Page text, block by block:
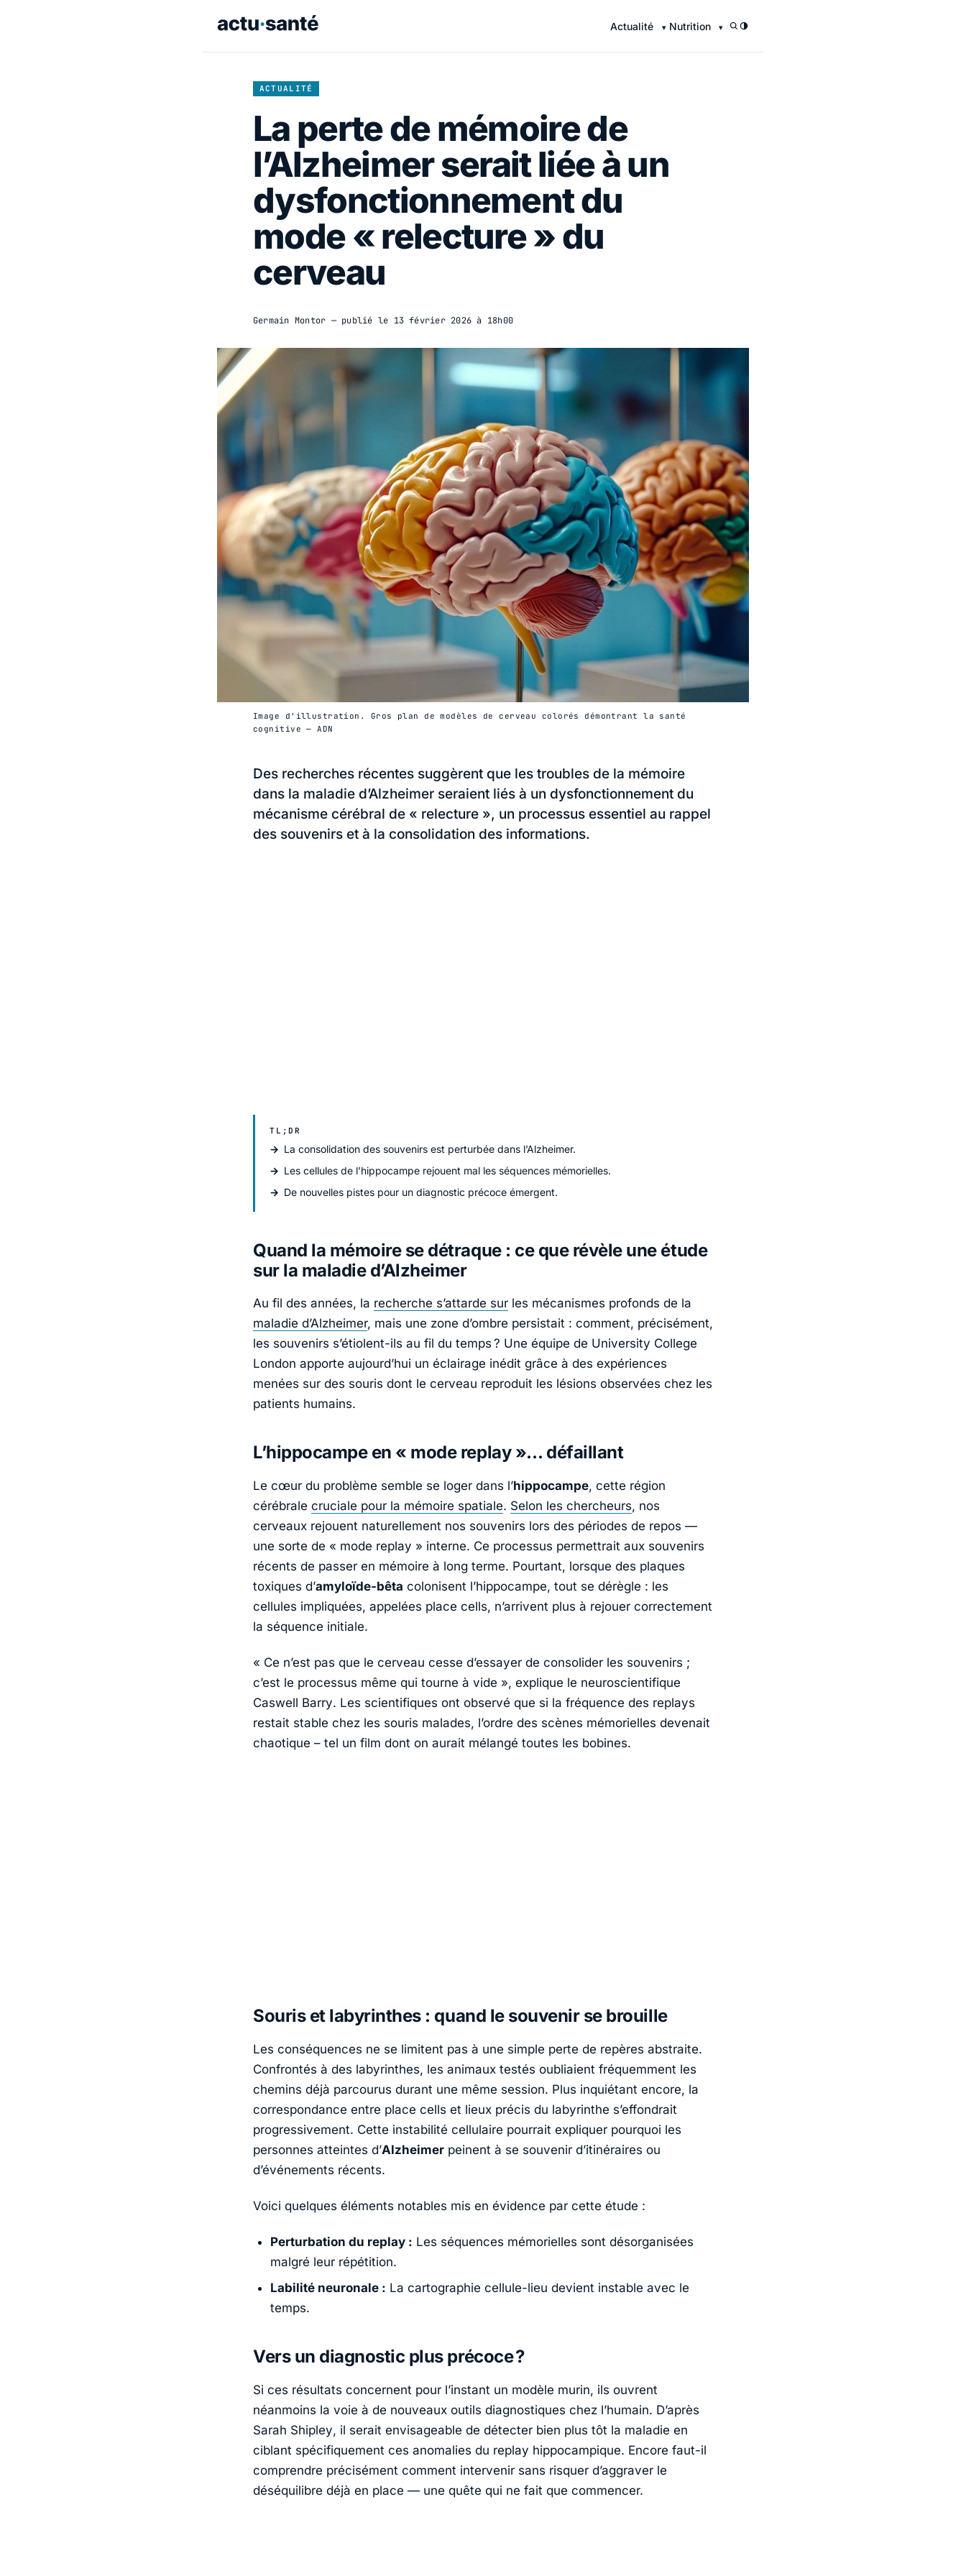
Actualité Nutrition /
ACTUALITÉ
La perte de mémoire de
l’Alzheimer serait liée à un
dysfonctionnement du
mode « relecture » du
cerveau
Germain Montor — publié le 13 février 2026 à 18h00
Image d'illustration. Gros plan de modèles de cerveau colorés démontrant la santé
cognitive — ADN
Des recherches récentes suggèrent que les troubles de la mémoire
dans la maladie d’Alzheimer seraient liés à un dysfonctionnement du
mécanisme cérébral de « relecture », un processus essentiel au rappel
des souvenirs et à la consolidation des informations.
TL;DR
La consolidation des souvenirs est perturbée dans l’Alzheimer.
Les cellules de l’hippocampe rejouent mal les séquences mémorielles.
De nouvelles pistes pour un diagnostic précoce émergent.
Quand la mémoire se détraque : ce que révèle une étude
sur la maladie d’Alzheimer
Au fil des années, la recherche s’attarde sur les mécanismes profonds de la
maladie d’Alzheimer, mais une zone d’ombre persistait : comment, précisément,
les souvenirs s’étiolent-ils au fil du temps ? Une équipe de University College
London apporte aujourd’hui un éclairage inédit grâce à des expériences
menées sur des souris dont le cerveau reproduit les lésions observées chez les
patients humains.
L’hippocampe en « mode replay »… défaillant
Le cœur du problème semble se loger dans l’hippocampe, cette région
cérébrale cruciale pour la mémoire spatiale. Selon les chercheurs, nos
cerveaux rejouent naturellement nos souvenirs lors des périodes de repos —
une sorte de « mode replay » interne. Ce processus permettrait aux souvenirs
récents de passer en mémoire à long terme. Pourtant, lorsque des plaques
toxiques d’amyloïde-bêta colonisent l’hippocampe, tout se dérègle : les
cellules impliquées, appelées place cells, n’arrivent plus à rejouer correctement
la séquence initiale.
« Ce n’est pas que le cerveau cesse d’essayer de consolider les souvenirs ;
c’est le processus même qui tourne à vide », explique le neuroscientifique
Caswell Barry. Les scientifiques ont observé que si la fréquence des replays
restait stable chez les souris malades, l’ordre des scènes mémorielles devenait
chaotique – tel un film dont on aurait mélangé toutes les bobines.
Souris et labyrinthes : quand le souvenir se brouille
Les conséquences ne se limitent pas à une simple perte de repères abstraite.
Confrontés à des labyrinthes, les animaux testés oubliaient fréquemment les
chemins déjà parcourus durant une même session. Plus inquiétant encore, la
correspondance entre place cells et lieux précis du labyrinthe s’effondrait
progressivement. Cette instabilité cellulaire pourrait expliquer pourquoi les
personnes atteintes d’Alzheimer peinent à se souvenir d’itinéraires ou
d’événements récents.
Voici quelques éléments notables mis en évidence par cette étude :
Perturbation du replay : Les séquences mémorielles sont désorganisées
malgré leur répétition.
Labilité neuronale : La cartographie cellule-lieu devient instable avec le
temps.
Vers un diagnostic plus précoce ?
Si ces résultats concernent pour l’instant un modèle murin, ils ouvrent
néanmoins la voie à de nouveaux outils diagnostiques chez l’humain. D’après
Sarah Shipley, il serait envisageable de détecter bien plus tôt la maladie en
ciblant spécifiquement ces anomalies du replay hippocampique. Encore faut-il
comprendre précisément comment intervenir sans risquer d’aggraver le
déséquilibre déjà en place — une quête qui ne fait que commencer.